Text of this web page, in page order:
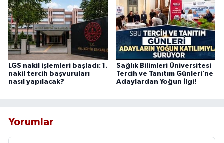
LGS nakil işlemleri başladı: 1.
nakil tercih başvuruları
nasıl yapılacak?
Sağlık Bilimleri Üniversitesi
Tercih ve Tanıtım Günleri’ne
Adaylardan Yoğun İlgi!
Yorumlar